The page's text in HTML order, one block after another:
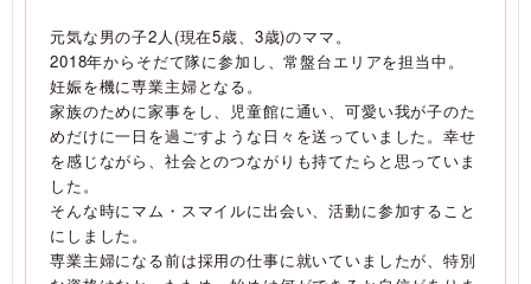
元気な男の子2人(現在5歳、3歳)のママ。
2018年からそだて隊に参加し、常盤台エリアを担当中。
妊娠を機に専業主婦となる。
家族のために家事をし、児童館に通い、可愛い我が子のた
めだけに一日を過ごすような日々を送っていました。幸せ
を感じながら、社会とのつながりも持てたらと思っていま
した。
そんな時にマム・スマイルに出会い、活動に参加すること
にしました。
専業主婦になる前は採用の仕事に就いていましたが、特別